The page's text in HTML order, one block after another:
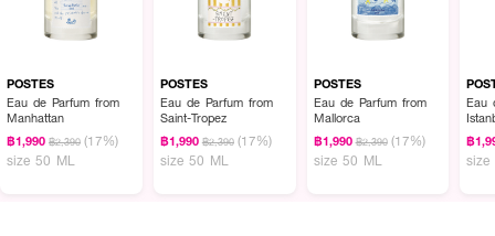
POSTES
Eau de Parfum from
Manhattan
฿1,990 ฿2,390 (17%)
size 50 ML
POSTES
Eau de Parfum from
Saint-Tropez
฿1,990 ฿2,390 (17%)
size 50 ML
POSTES
Eau de Parfum from
Mallorca
฿1,990 ฿2,390 (17%)
size 50 ML
Eau
฿
size